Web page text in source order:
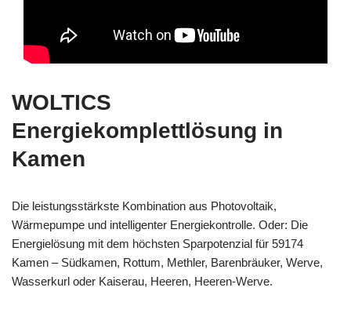
WOLTICS
Energiekomplettlösung in
Kamen
Die leistungsstärkste Kombination aus Photovoltaik,
Wärmepumpe und intelligenter Energiekontrolle. Oder: Die
Energielösung mit dem höchsten Sparpotenzial für 59174
Kamen – Südkamen, Rottum, Methler, Barenbräuker, Werve,
Wasserkurl oder Kaiserau, Heeren, Heeren-Werve.